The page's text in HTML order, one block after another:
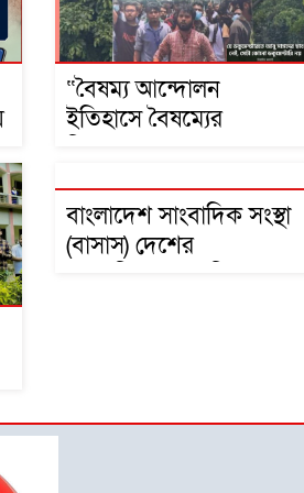
“বৈষম্য আন্দোলন
ইতিহাসে বৈষম্যের
বাংলাদেশ সাংবাদিক সংস্থা
(বাসাস) দেশের